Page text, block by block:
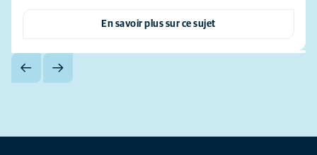
En savoir plus sur ce sujet